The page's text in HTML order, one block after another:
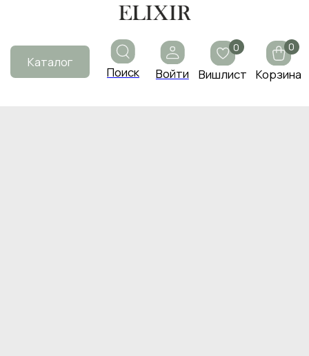
Поиск
Каталог
Войти Вишлист